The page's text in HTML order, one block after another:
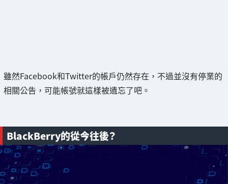
雖然Facebook和Twitter的帳戶仍然存在，不過並沒有停業的
相關公告，可能帳號就這樣被遺忘了吧。
BlackBerry的從今往後？